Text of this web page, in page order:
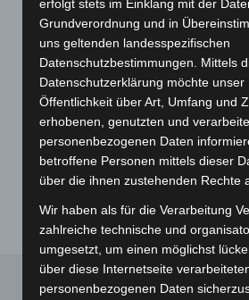
erfolgt stets im Einklang mit der
Grundverordnung und in
uns geltenden landesspezifischen
Datenschutzbestimmungen. Mittels
Datenschutzerklärung möchte
Öffentlichkeit über Art, Umfang und
erhobenen, genutzten und
personenbezogenen Daten
betroffene Personen mittels dieser
über die ihnen zustehenden Rechte
Wir haben als für die Verarbeitung
zahlreiche technische und
umgesetzt, um einen möglichst
über diese Internetseite
personenbezogenen Daten